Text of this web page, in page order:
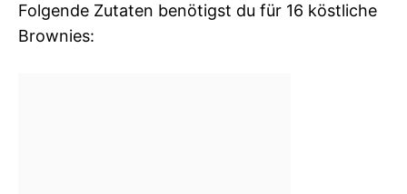
Folgende Zutaten benötigst du für 16 köstliche
Brownies: